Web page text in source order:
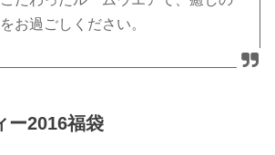
お過ごしください。
ー2016福袋